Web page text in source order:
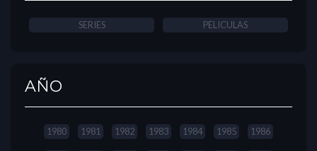
SERIES PELICULAS
AÑO
1980 1981 1982 1983 1984 1985 1986